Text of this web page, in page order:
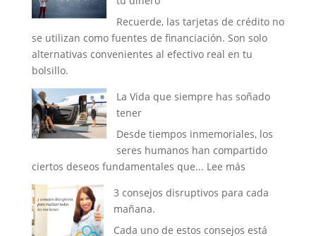
humanizate
no
repitas
Recuerde, las tarjetas de crédito no
se utilizan como fuentes de financiación. Son solo
alternativas convenientes al efectivo real en tu
bolsillo.
La Vida que siempre has soñado
tener
Desde tiempos inmemoriales, los
seres humanos han compartido
ciertos deseos fundamentales que... Lee más:
Vida
siempre
3 consejos disruptivos para cada
mañana.
Cada uno de estos consejos está